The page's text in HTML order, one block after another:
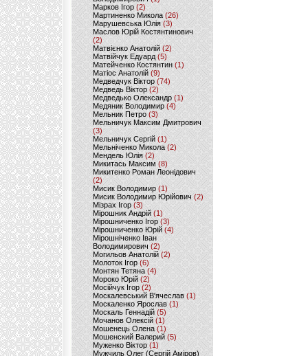
Марков Ігор (2)
Мартиненко Микола (26)
Марушевська Юлія (3)
Маслов Юрій Костянтинович
(2)
Матвієнко Анатолій (2)
Матвійчук Едуард(5)
Матейченко Костянтин (1)
Матіос Анатолій (9)
Медведчук Віктор(74)
Медведь Віктор (2)
Медведько Олександр (1)
Медяник Володимир(4)
Мельник Петро (3)
Мельничук Максим Дмитрович
(3)
Мельничук Сергій (1)
Мельніченко Микола (2)
Мендель Юлія (2)
Микитась Максим (8)
Микитенко Роман Леонідович
(2)
Мисик Володимир (1)
Мисик Володимир Юрійович(2)
Мізрах Ігор(3)
Мірошник Андрій(1)
Мірошниченко Ігор (3)
Мірошниченко Юрій(4)
Мірошніченко Іван
Володимирович (2)
Могильов Анатолій (2)
Молоток Ігор (6)
Монтян Тетяна (4)
Мороко Юрій(2)
Мосійчук Ігор (2)
Москалевський В'ячеслав (1)
Москаленко Ярослав (1)
Москаль Геннадій (5)
Мочанов Олексій(1)
Мошенець Олена(1)
Мошенский Валерий (5)
Муженко Віктор (1)
Мужчиль Олег (Сергій Аміров)